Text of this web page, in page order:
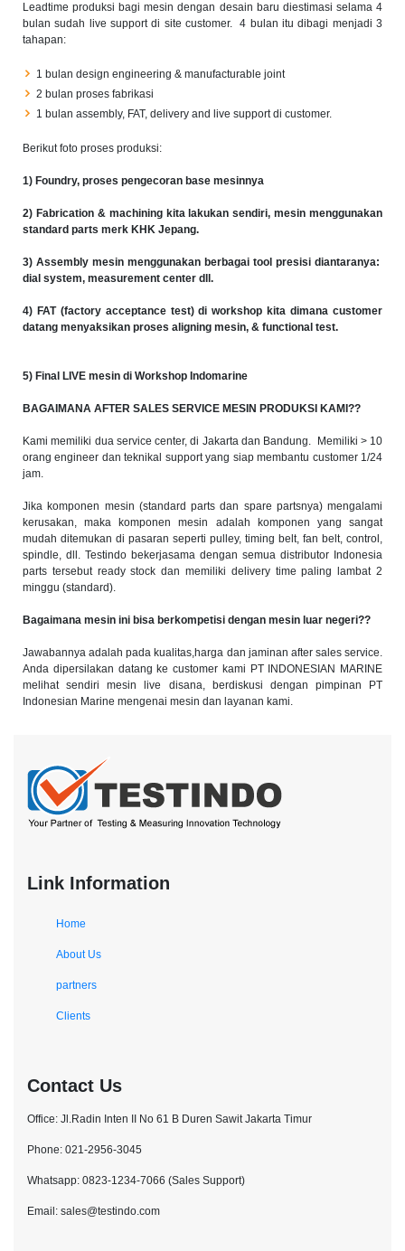
Leadtime produksi bagi mesin dengan desain baru diestimasi selama 4
bulan sudah live support di site customer. 4 bulan itu dibagi menjadi 3
tahapan:
1 bulan design engineering & manufacturable joint
2 bulan proses fabrikasi
1 bulan assembly, FAT, delivery and live support di customer.
Berikut foto proses produksi:
1) Foundry, proses pengecoran base mesinnya
2) Fabrication & machining kita lakukan sendiri, mesin menggunakan
standard parts merk KHK Jepang.
3) Assembly mesin menggunakan berbagai tool presisi diantaranya:
dial system, measurement center dll.
4) FAT (factory acceptance test) di workshop kita dimana customer
datang menyaksikan proses aligning mesin, & functional test.
5) Final LIVE mesin di Workshop Indomarine
BAGAIMANA AFTER SALES SERVICE MESIN PRODUKSI KAMI??
Kami memiliki dua service center, di Jakarta dan Bandung. Memiliki > 10
orang engineer dan teknikal support yang siap membantu customer 1/24
jam.
Jika komponen mesin (standard parts dan spare partsnya) mengalami
kerusakan, maka komponen mesin adalah komponen yang sangat
mudah ditemukan di pasaran seperti pulley, timing belt, fan belt, control,
spindle, dll. Testindo bekerjasama dengan semua distributor Indonesia
parts tersebut ready stock dan memiliki delivery time paling lambat 2
minggu (standard).
Bagaimana mesin ini bisa berkompetisi dengan mesin luar negeri??
Jawabannya adalah pada kualitas,harga dan jaminan after sales service.
Anda dipersilakan datang ke customer kami PT INDONESIAN MARINE
melihat sendiri mesin live disana, berdiskusi dengan pimpinan PT
Indonesian Marine mengenai mesin dan layanan kami.
Link Information
Home
About Us
partners
Clients
Contact Us
Office: Jl.Radin Inten II No 61 B Duren Sawit Jakarta Timur
Phone: 021-2956-3045
Whatsapp: 0823-1234-7066 (Sales Support)
Email: sales@testindo.com